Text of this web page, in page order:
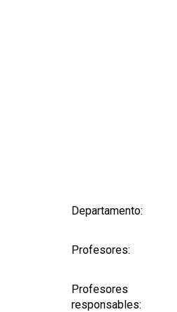
Departamento:
Profesores:
Profesores
responsables: